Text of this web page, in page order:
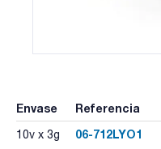
Envase Referencia
10v x 3g 06-712LYO1